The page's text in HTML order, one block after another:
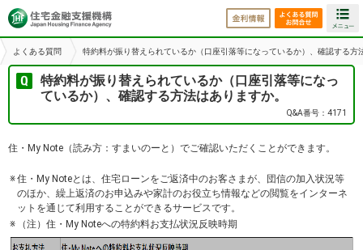
金利情報 よくあ
よくある質問 特約料が振り替えられているか（口座引落等になっているか）、確認する方
特約料が振り替えられているか（口座引落等になっ
ているか）、確認する方法はありますか。
Q&A番号：4171
住・My Note（読み方：すまいのーと）でご確認いただくことができます。
※住・My Noteとは、住宅ローンをご返済中のお客さまが、団信の加入状況等
のほか、繰上返済のお申込みや家計のお役立ち情報などの閲覧をインターネ
ットを通じて利用することができるサービスです。
※
（注）住・My Noteへの特約料お支払状況反映時期